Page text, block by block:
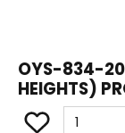
OYS-834-
HEIGHTS)